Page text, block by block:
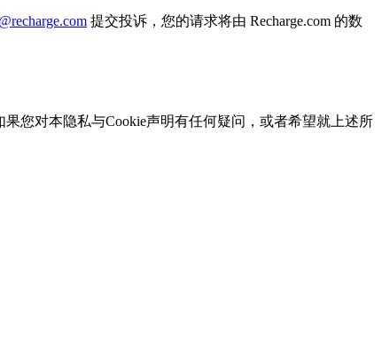
提交投诉，您的请求将由 Recharge.com 的数
您对本隐私与Cookie声明有任何疑问，或者希望就上述所